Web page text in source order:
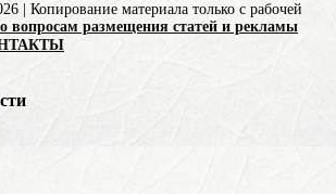
| Копирование материала только с рабочей
вопросам размещения статей и рекламы